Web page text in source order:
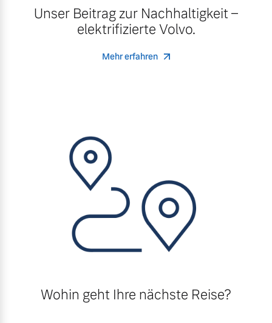
Unser Beitrag zur Nachhaltigkeit –
elektrifizierte Volvo.
Mehr erfahren
Wohin geht Ihre nächste Reise?